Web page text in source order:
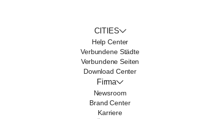
CITIES
Help Center
Verbundene Städte
Verbundene Seiten
Download Center
Firma
Newsroom
Brand Center
Karriere